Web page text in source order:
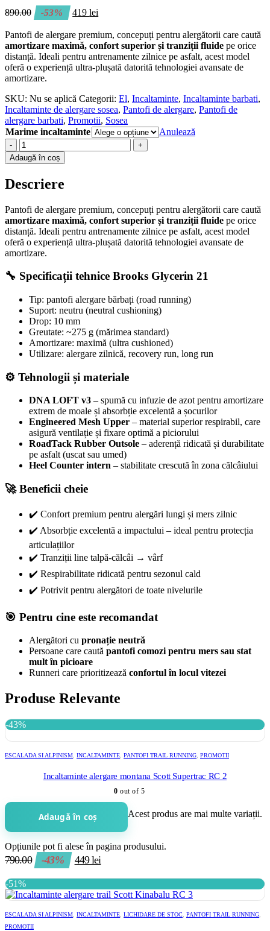
890.00 -53% 419lei
Pantofi de alergare premium, concepuți pentru alergătorii care caută
amortizare maximă, confort superior și tranziții fluide pe orice
distanță. Ideali pentru antrenamente zilnice pe asfalt, acest model
oferă o experiență ultra-plușată datorită tehnologiei avansate de
amortizare.
SKU: Nu se aplică Categorii: El, Incaltaminte, Incaltaminte barbati,
Incaltaminte de alergare sosea, Pantofi de alergare, Pantofi de
alergare barbati, Promotii, Sosea
Marime incaltaminte
Anulează
-
+
Adaugă în coș
Descriere
Pantofi de alergare premium, concepuți pentru alergătorii care caută
amortizare maximă, confort superior și tranziții fluide pe orice
distanță. Ideali pentru antrenamente zilnice pe asfalt, acest model
oferă o experiență ultra-plușată datorită tehnologiei avansate de
amortizare.
🔧 Specificații tehnice Brooks Glycerin 21
Tip: pantofi alergare bărbați (road running)
Suport: neutru (neutral cushioning)
Drop: 10 mm
Greutate: ~275 g (mărimea standard)
Amortizare: maximă (ultra cushioned)
Utilizare: alergare zilnică, recovery run, long run
⚙️ Tehnologii și materiale
DNA LOFT v3 – spumă cu infuzie de azot pentru amortizare
extrem de moale și absorbție excelentă a șocurilor
Engineered Mesh Upper – material superior respirabil, care
asigură ventilație și fixare optimă a piciorului
RoadTack Rubber Outsole – aderență ridicată și durabilitate
pe asfalt (uscat sau umed)
Heel Counter intern – stabilitate crescută în zona călcâiului
🚀 Beneficii cheie
✔️ Confort premium pentru alergări lungi și mers zilnic
✔️ Absorbție excelentă a impactului – ideal pentru protecția
articulațiilor
✔️ Tranziții line talpă-călcâi → vârf
✔️ Respirabilitate ridicată pentru sezonul cald
✔️ Potrivit pentru alergători de toate nivelurile
🎯 Pentru cine este recomandat
Alergători cu pronație neutră
Persoane care caută pantofi comozi pentru mers sau stat
mult în picioare
Runneri care prioritizează confortul în locul vitezei
Produse Relevante
-43%
ESCALADA SI ALPINISM INCALTAMINTE PANTOFI TRAIL RUNNING PROMOTII
Incaltaminte alergare montana Scott Supertrac RC 2
0 out of 5
Adaugă în coș Acest produs are mai multe variații.
Opțiunile pot fi alese în pagina produsului.
790.00 -43% 449lei
-51%
ESCALADA SI ALPINISM INCALTAMINTE LICHIDARE DE STOC PANTOFI TRAIL RUNNING
PROMOTII